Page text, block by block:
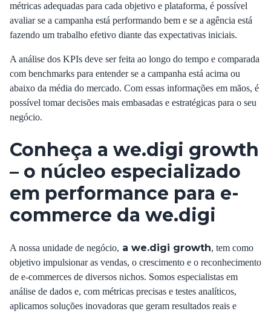
métricas adequadas para cada objetivo e plataforma, é possível
avaliar se a campanha está performando bem e se a agência está
fazendo um trabalho efetivo diante das expectativas iniciais.
A análise dos KPIs deve ser feita ao longo do tempo e comparada
com benchmarks para entender se a campanha está acima ou
abaixo da média do mercado. Com essas informações em mãos, é
possível tomar decisões mais embasadas e estratégicas para o seu
negócio.
Conheça a we.digi growth
– o núcleo especializado
em performance para e-
commerce da we.digi
A nossa unidade de negócio, a we.digi growth, tem como
objetivo impulsionar as vendas, o crescimento e o reconhecimento
de e-commerces de diversos nichos. Somos especialistas em
análise de dados e, com métricas precisas e testes analíticos,
aplicamos soluções inovadoras que geram resultados reais e